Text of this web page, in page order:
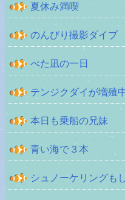
夏休み満喫
のんびり撮影ダイブ
べた凪の一日
テンジクダイが増殖
本日も乗船の兄妹
青い海で３本
シュノーケリングも